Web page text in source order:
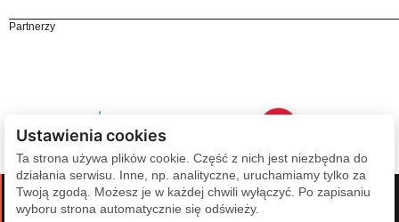
Partnerzy
Ustawienia cookies
Ta strona używa plików cookie. Część z nich jest niezbędna do
działania serwisu. Inne, np. analityczne, uruchamiamy tylko za
Twoją zgodą. Możesz je w każdej chwili wyłączyć. Po zapisaniu
wyboru strona automatycznie się odświeży.